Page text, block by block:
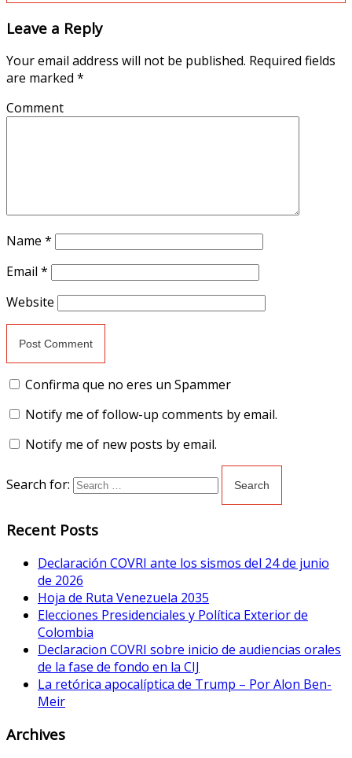
Leave a Reply
Your email address will not be published. Required fields
are marked *
Comment
Name *
Email *
Website
Confirma que no eres un Spammer
Notify me of follow-up comments by email.
Notify me of new posts by email.
Search for:
Recent Posts
Declaración COVRI ante los sismos del 24 de junio
de 2026
Hoja de Ruta Venezuela 2035
Elecciones Presidenciales y Política Exterior de
Colombia
Declaracion COVRI sobre inicio de audiencias orales
de la fase de fondo en la CIJ
La retórica apocalíptica de Trump – Por Alon Ben-
Meir
Archives